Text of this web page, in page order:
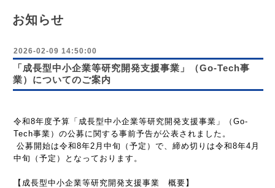
お知らせ
2026-02-09 14:50:00
「成長型中小企業等研究開発支援事業」（Go-Tech事
業）についてのご案内
令和8年度予算「成長型中小企業等研究開発支援事業」（ Go-
Tech事業）の公募に関する事前予告が公表されました。
公募開始は令和8年2 月中旬（予定）で、締め切りは令和8年4 月
中旬（予定）となっております。
【成長型中小企業等研究開発支援事業 概要】